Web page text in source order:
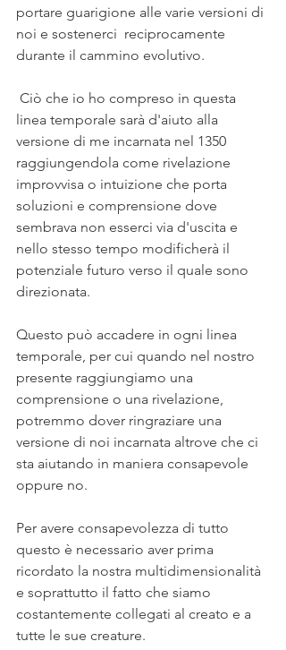
portare guarigione alle varie versioni di
noi e sostenerci  reciprocamente
durante il cammino evolutivo.
linea temporale sarà d'aiuto alla
versione di me incarnata nel 1350
raggiungendola come rivelazione
improvvisa o intuizione che porta
soluzioni e comprensione dove
sembrava non esserci via d'uscita e
nello stesso tempo modificherà il
potenziale futuro verso il quale sono
direzionata.
Questo può accadere in ogni linea
temporale, per cui quando nel nostro
presente raggiungiamo una
comprensione o una rivelazione,
potremmo dover ringraziare una
versione di noi incarnata altrove che ci
sta aiutando in maniera consapevole
oppure no.
Per avere consapevolezza di tutto
questo è necessario aver prima
ricordato la nostra multidimensionalità
e soprattutto il fatto che siamo
costantemente collegati al creato e a
tutte le sue creature.